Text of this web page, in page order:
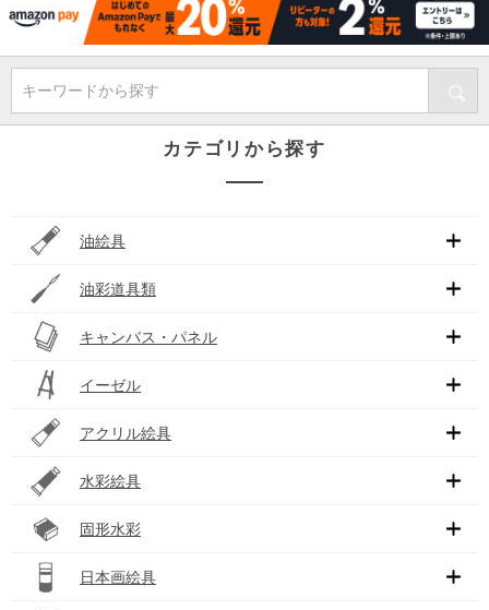
キーワードから探す
カテゴリから探す
油絵具
油彩道具類
キャンバス・パネル
イーゼル
アクリル絵具
水彩絵具
固形水彩
日本画絵具